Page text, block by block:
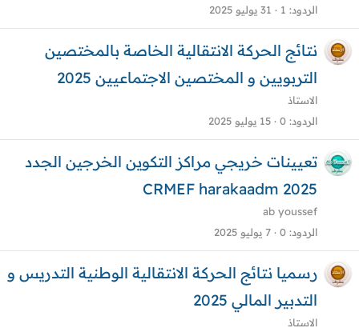
الردود 1 31 يوليو 2025
نتائج الحركة الانتقالية الخاصة بالمختصين
التربويين و المختصين الاجتماعيين 2025
الاستاذ
الردود 0 15 يوليو 2025
تعيينات خريجي مراكز التكوين الخرجين الجدد
CRMEF harakaadm 2025
ab youssef
الردود 0 7 يوليو 2025
رسميا نتائج الحركة الانتقالية الوطنية التدريس و
التدبير المالي 2025
الاستاذ